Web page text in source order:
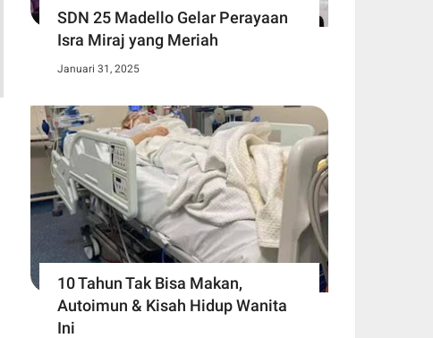
SDN 25 Madello Gelar Perayaan
Isra Miraj yang Meriah
Januari 31, 2025
10 Tahun Tak Bisa Makan,
Autoimun & Kisah Hidup Wanita
Ini